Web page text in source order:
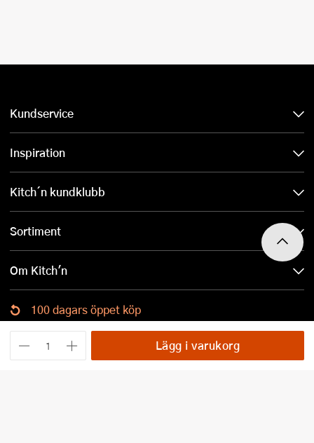
Lägg i varukorg
Kundservice
Inspiration
Kitch´n kundklubb
Sortiment
Om Kitch'n
100 dagars öppet köp
Ladda ned Kitch´n-appen